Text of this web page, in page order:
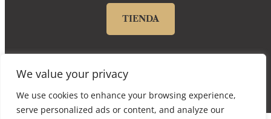
We value your privacy
We use cookies to enhance your browsing experience,
serve personalized ads or content, and analyze our
TIENDA
privacidad|Política de Cookies